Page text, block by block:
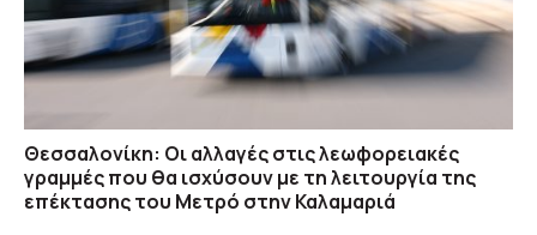
Θεσσαλονίκη: Οι αλλαγές στις λεωφορειακές
γραμμές που θα ισχύσουν με τη λειτουργία της
επέκτασης του Μετρό στην Καλαμαριά